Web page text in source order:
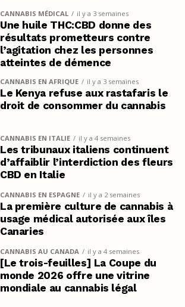
CANNABIS MÉDICAL il y a 3 semaines
Une huile THC:CBD donne des
résultats prometteurs contre
l’agitation chez les personnes
atteintes de démence
CANNABIS EN AFRIQUE il y a 3 semaines
Le Kenya refuse aux rastafaris le
droit de consommer du cannabis
CANNABIS EN ITALIE il y a 4 semaines
Les tribunaux italiens continuent
d’affaiblir l’interdiction des fleurs
CBD en Italie
CANNABIS EN ESPAGNE il y a 2 semaines
La première culture de cannabis à
usage médical autorisée aux îles
Canaries
CANNABIS AU CANADA il y a 4 semaines
[Le trois-feuilles] La Coupe du
monde 2026 offre une vitrine
mondiale au cannabis légal